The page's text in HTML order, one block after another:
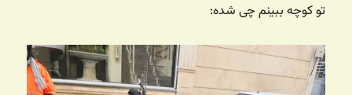
تو کوچه ببینم چی شده: